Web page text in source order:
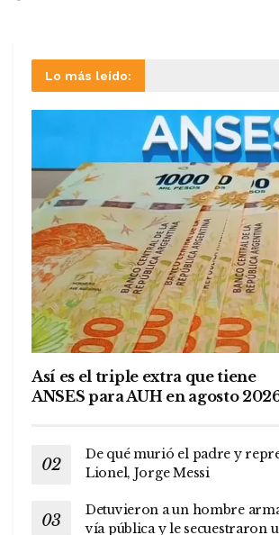
Lo más leído:
Así es el triple extra que tiene
ANSES para AUH en agosto
De qué murió el padre y
Lionel, Jorge Messi
Detuvieron a un hombre
vía pública y le secuestraron